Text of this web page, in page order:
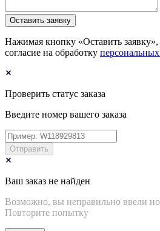
Оставить заявку
Нажимая кнопку «Оставить
согласие на обработку
Проверить статус заказа
Введите номер вашего заказа
Отправить
Ваш заказ не найден
Возможно, вы неправильно ввели
Повторите попытку